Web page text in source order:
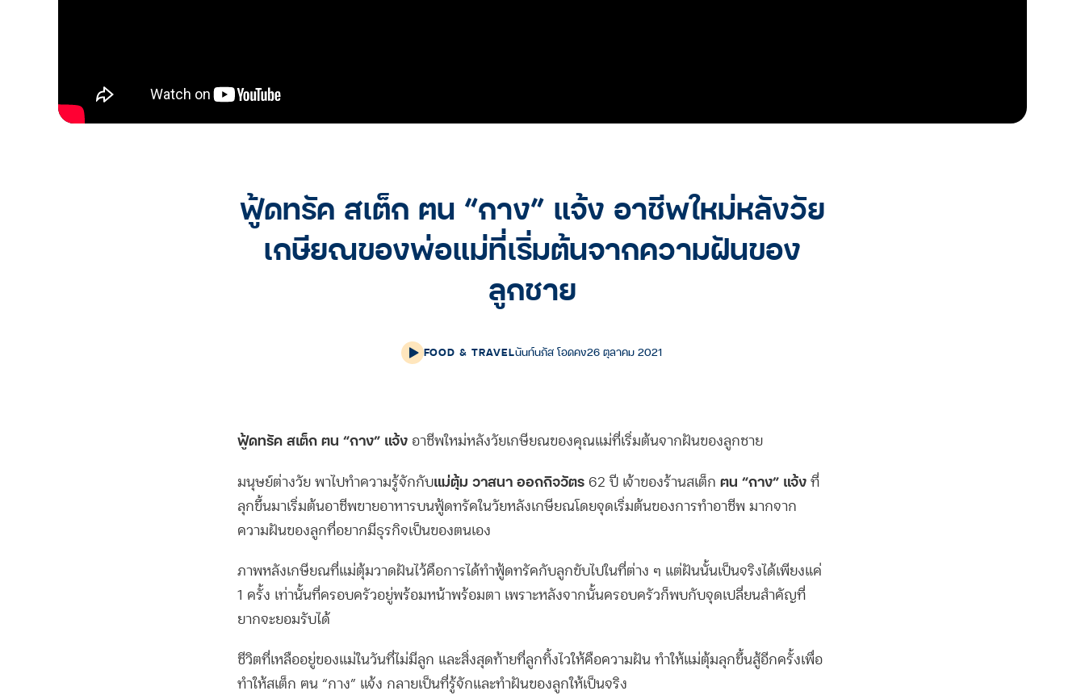
ฟู้ดทรัค สเต็ก ฅน “กาง” แจ้ง อาชีพใหม่หลังวัย
เกษียณของพ่อแม่ที่เริ่มต้นจากความฝันของ
ลูกชาย
FOOD & TRAVELนันท์นภัส โอดคง26 ตุลาคม 2021
ฟู้ดทรัค สเต็ก ฅน “กาง” แจ้ง อาชีพใหม่หลังวัยเกษียณของคุณแม่ที่เริ่มต้นจากฝันของลูกชาย
มนุษย์ต่างวัย พาไปทำความรู้จักกับแม่ตุ้ม วาสนา ออกกิจวัตร 62 ปี เจ้าของร้านสเต็ก ฅน “กาง” แจ้ง ที่
ลุกขึ้นมาเริ่มต้นอาชีพขายอาหารบนฟู้ดทรัคในวัยหลังเกษียณโดยจุดเริ่มต้นของการทำอาชีพ มากจาก
ความฝันของลูกที่อยากมีธุรกิจเป็นของตนเอง
ภาพหลังเกษียณที่แม่ตุ้มวาดฝันไว้คือการได้ทำฟู้ดทรัคกับลูกขับไปในที่ต่าง ๆ แต่ฝันนั้นเป็นจริงได้เพียงแค่
1 ครั้ง เท่านั้นที่ครอบครัวอยู่พร้อมหน้าพร้อมตา เพราะหลังจากนั้นครอบครัวก็พบกับจุดเปลี่ยนสำคัญที่
ยากจะยอมรับได้
ชีวิตที่เหลืออยู่ของแม่ในวันที่ไม่มีลูก และสิ่งสุดท้ายที่ลูกทิ้งไวให้คือความฝัน ทำให้แม่ตุ้มลุกขึ้นสู้อีกครั้งเพื่อ
ทำให้สเต็ก ฅน “กาง” แจ้ง กลายเป็นที่รู้จักและทำฝันของลูกให้เป็นจริง